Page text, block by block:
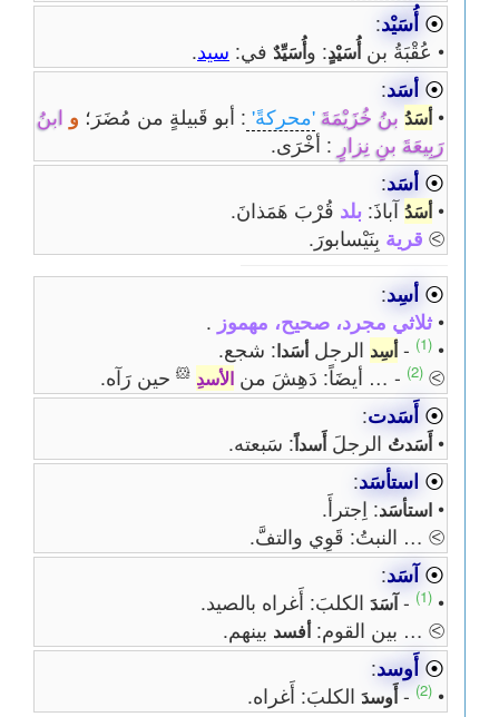
⦿ أُسَيْد:
• عُقْبَةُ بن أُسَيْدٍ: وأُسَيِّدٌفي: سيد.
⦿ أسَد:
• أسَدُ بنُ خُزَيْمَةَ 'محركةً' : أبو قَبيلةٍ من مُضَرَ؛ وابنُ
رَبِيعَةَ بنِ نِزارٍ : أخْرَى.
⦿ أسَد:
• أسَدُآباذَ: بلد قُرْبَ هَمَذانَ.
⧁ قرية بِنَيْسابورَ.
⦿ أسِد:
• ثلاثي مجرد، صحيح، مهموز .
•
(1)
-أسِدالرجل أسَدا: شجع.
⧁
(2) - … أيضَاً: دَهِشَ من الأسدِ 🐹حين رَآه.
⦿ أَسَدت:
• أَسَدتُالرجلَ أَسداً: سَبعته.
⦿ استأسَد:
• استأسَد: اِجترأَ.
⧁ … النبتُ: قَوِي والتفَّ.
⦿ آسَد:
•
(1)
-آسَدَالكلبَ: أَغراه بالصيد.
⧁ … بين القوم: أفسدبينهم.
⦿ أَوسد:
•
(2)
-أَوسدَالكلبَ: أَغراه.